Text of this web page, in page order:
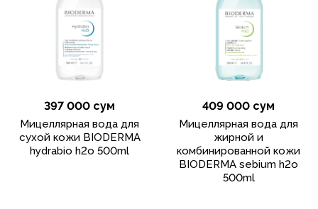
397 000 сум
Мицеллярная вода для
сухой кожи BIODERMA
hydrabio h2o 500ml
409 000 сум
Мицеллярная вода для
жирной и
комбинированной кожи
BIODERMA sebium h2o
500ml